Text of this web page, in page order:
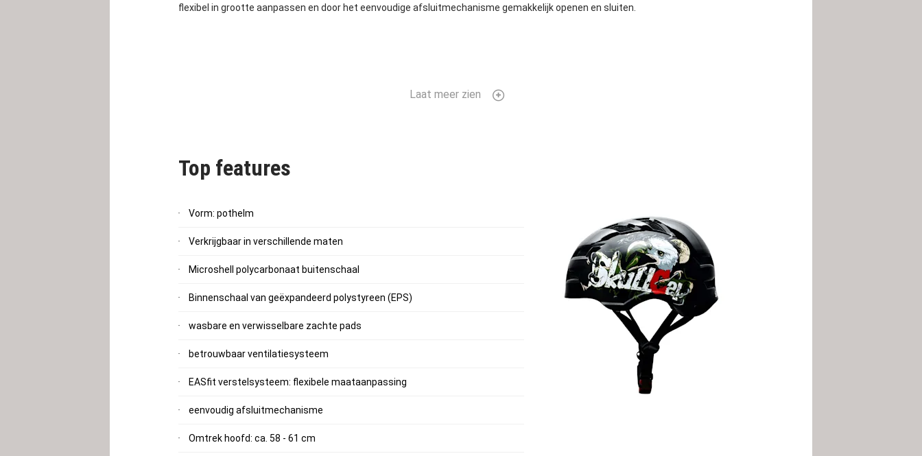
flexibel in grootte aanpassen en door het eenvoudige afsluitmechanisme gemakkelijk openen en sluiten.
Laat meer zien
Top features
Vorm: pothelm
Verkrijgbaar in verschillende maten
Microshell polycarbonaat buitenschaal
Binnenschaal van geëxpandeerd polystyreen (EPS)
wasbare en verwisselbare zachte pads
betrouwbaar ventilatiesysteem
EASfit verstelsysteem: flexibele maataanpassing
eenvoudig afsluitmechanisme
Omtrek hoofd: ca. 58 - 61 cm